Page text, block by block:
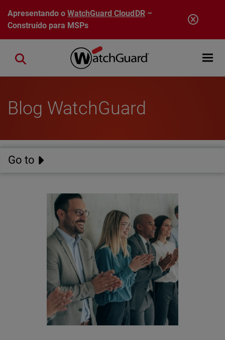
Pular para o conteúdo principal
Apresentando oWatchGuard CloudDR–
Construído para MSPs
Open
Close search
Blog WatchGuard
Go to